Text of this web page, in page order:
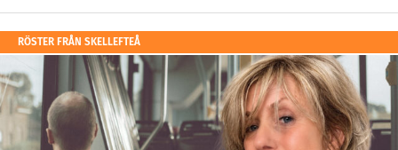
RÖSTER FRÅN SKELLEFTEÅ